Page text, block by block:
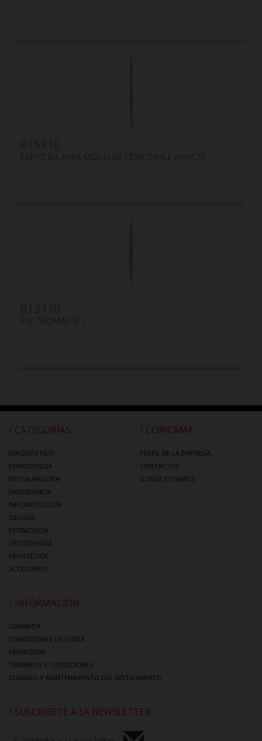
815310
ESPÁTULA PARA MODELAR CERA ZAHLE mm120
813410
P.K. THOMAS N.1
/ CATEGORÍAS
DIAGNÓSTICO
PERIODONCIA
RESTAURADORA
ENDODONCIA
IMPLANTOLOGÍA
CIRUGÍA
EXTRACCIÓN
ORTODONCIA
PROSTÉTICA
ACCESORIOS
/ CORICAMA
PERFIL DE LA EMPRESA
CONTACTOS
DONDE ESTAMOS
/ INFORMACIÓN
GARANTÍA
CONDICIONES DE VENTA
PRIVACIDAD
TÉRMINOS Y CONDICIONES
CUIDADO Y MANTENIMIENTO DEL INSTRUMENTO
/ SUSCRÍBETE A LA NEWSLETTER